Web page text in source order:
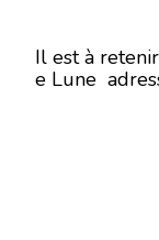
Il est à
e Lune